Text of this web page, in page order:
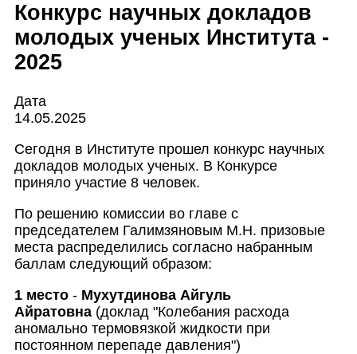
Конкурс научных докладов
молодых ученых Института -
2025
Дата
14.05.2025
Сегодня в Институте прошел конкурс научных
докладов молодых ученых. В Конкурсе
приняло участие 8 человек.
По решению комиссии во главе с
председателем Галимзяновым М.Н. призовые
места распределились согласно набранным
баллам следующий образом:
1 место - Мухутдинова Айгуль
Айратовна (доклад "Колебания расхода
аномально термовязкой жидкости при
постоянном перепаде давления")